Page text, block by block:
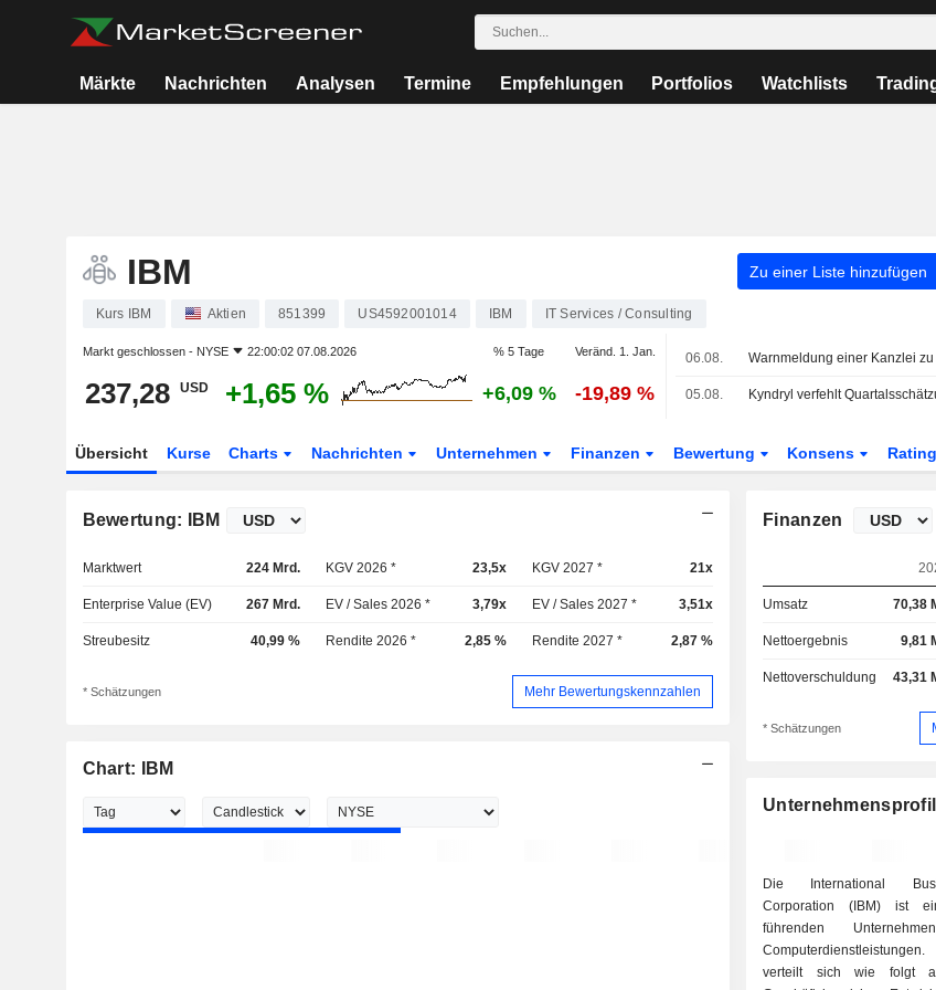
Märkte Nachrichten Analysen Termine Empfehlungen Portfolios Watchlists
IBM Zu einer Liste hinzufügen
Kurs IBM Aktien 851399 US4592001014 IBM IT Services / Consulting
Markt geschlossen - NYSE 22:00:02 07.08.2026 % 5 Tage Veränd. 1. Jan.
237,28 USD +1,65 % +6,09 % -19,89 %
06.08.
05.08.
Übersicht Kurse Charts Nachrichten Unternehmen Finanzen Bewertung Konsens
Bewertung: IBM
Marktwert 224 Mrd. KGV 2026 * 23,5x KGV 2027 * 21x
Enterprise Value (EV) 267 Mrd. EV / Sales 2026 * 3,79x EV / Sales 2027 * 3,51x
Streubesitz 40,99 % Rendite 2026 * 2,85 % Rendite 2027 * 2,87 %
* Schätzungen Mehr Bewertungskennzahlen
Chart: IBM
Finanzen
Umsatz 70,38
Nettoergebnis 9,81
Nettoverschuldung 43,31
* Schätzungen
Unternehmensprofil
Die International
Corporation (IBM) ist
führenden
verteilt sich wie folgt